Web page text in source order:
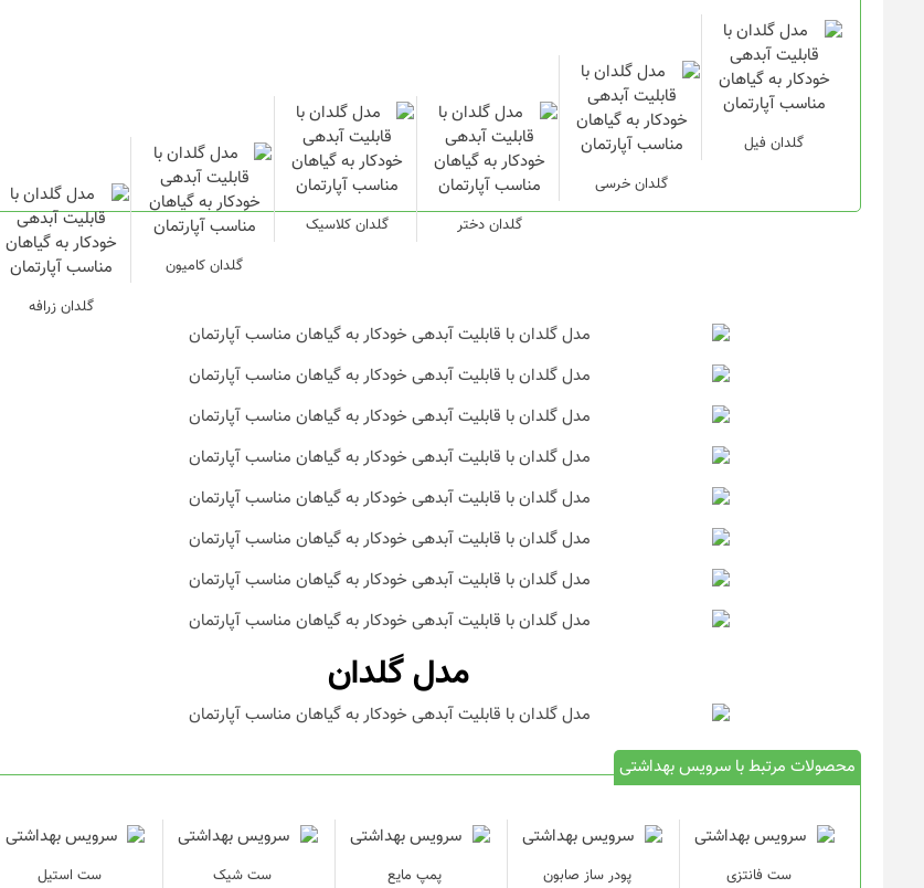
گلدان فیل
گلدان خرسی
گلدان دختر
گلدان کلاسیک
گلدان کامیون
گلدان زرافه
مدل گلدان
محصولات مرتبط با سرویس بهداشتی
ست فانتزی پودر ساز صابون پمپ مایع ست شیک ست استیل